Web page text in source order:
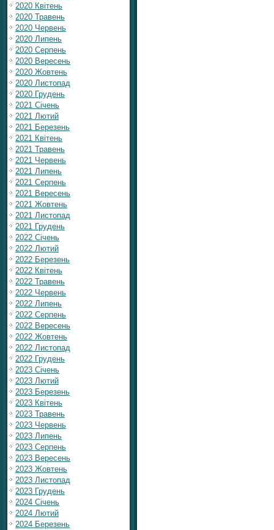
2020 Квітень
2020 Травень
2020 Червень
2020 Липень
2020 Серпень
2020 Вересень
2020 Жовтень
2020 Листопад
2020 Грудень
2021 Січень
2021 Лютий
2021 Березень
2021 Квітень
2021 Травень
2021 Червень
2021 Липень
2021 Серпень
2021 Вересень
2021 Жовтень
2021 Листопад
2021 Грудень
2022 Січень
2022 Лютий
2022 Березень
2022 Квітень
2022 Травень
2022 Червень
2022 Липень
2022 Серпень
2022 Вересень
2022 Жовтень
2022 Листопад
2022 Грудень
2023 Січень
2023 Лютий
2023 Березень
2023 Квітень
2023 Травень
2023 Червень
2023 Липень
2023 Серпень
2023 Вересень
2023 Жовтень
2023 Листопад
2023 Грудень
2024 Січень
2024 Лютий
2024 Березень